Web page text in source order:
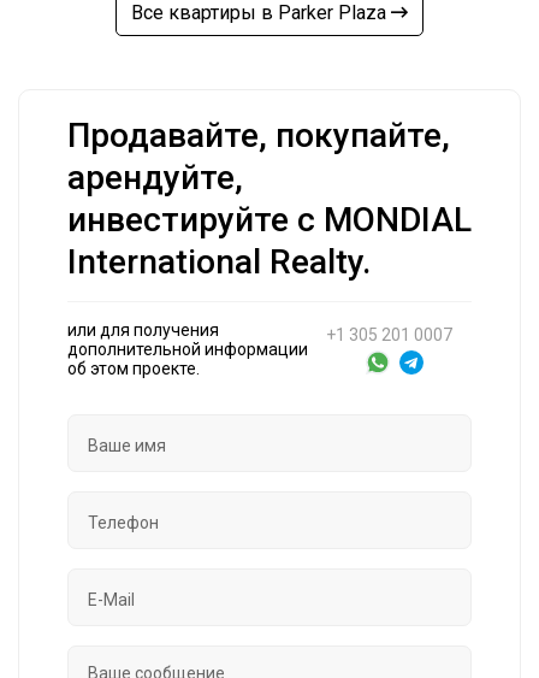
Все квартиры в Parker Plaza
Продавайте, покупайте,
арендуйте,
инвестируйте с MONDIAL
International Realty.
или для получения
дополнительной информации
об этом проекте.
+1 305 201 0007